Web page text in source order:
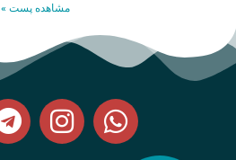
مشاهده پست »